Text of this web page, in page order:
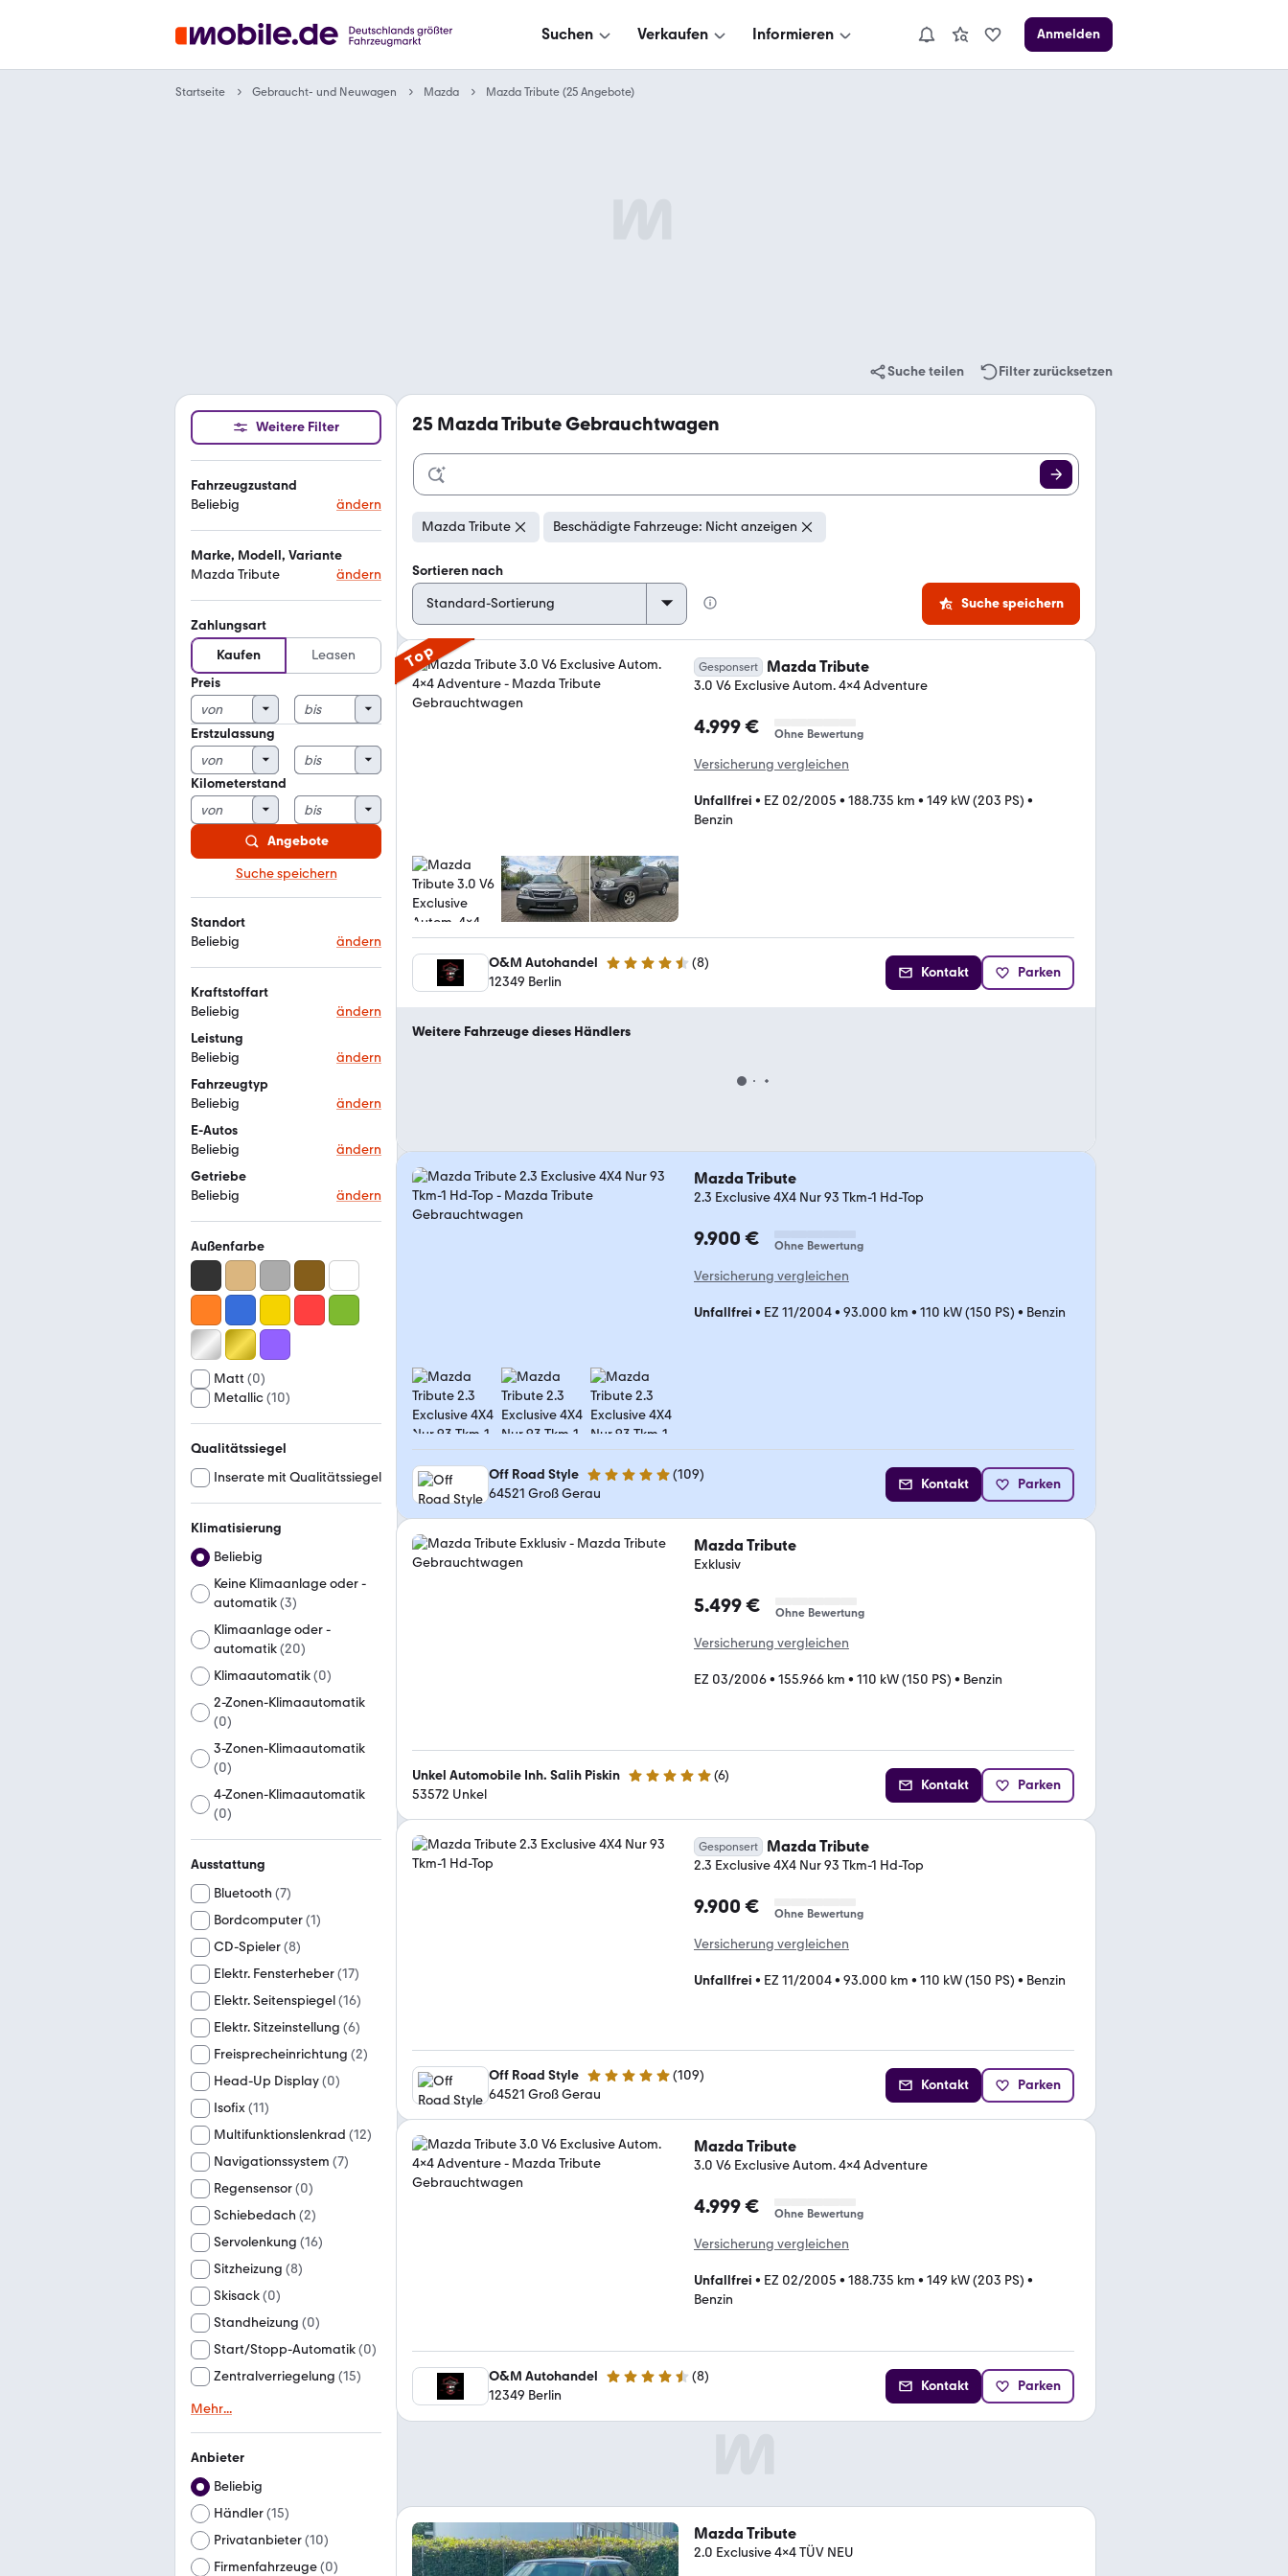
Suchen Verkaufen Informieren Anmelden
Startseite Gebraucht- und Neuwagen Mazda Mazda Tribute (25 Angebote)
Suche teilen Filter zurücksetzen
Weitere Filter
Fahrzeugzustand
Beliebig
ändern
Marke, Modell, Variante
Mazda Tribute
ändern
Zahlungsart
Kaufen
Leasen
Preis
Erstzulassung
Kilometerstand
Angebote
Suche speichern
Standort
Beliebig
ändern
Kraftstoffart
Beliebig
ändern
Leistung
Beliebig
ändern
Fahrzeugtyp
Beliebig
ändern
E-Autos
Beliebig
ändern
Getriebe
Beliebig
ändern
Außenfarbe
Matt (0)
Metallic(10)
Qualitätssiegel
Inserate mit Qualitätssiegel
Klimatisierung
Beliebig
Keine Klimaanlage oder -
automatik(3)
Klimaanlage oder -
automatik(20)
Klimaautomatik(0)
2-Zonen-Klimaautomatik
(0)
3-Zonen-Klimaautomatik
(0)
4-Zonen-Klimaautomatik
(0)
Ausstattung
Bluetooth (7)
Bordcomputer(1)
CD-Spieler(8)
Elektr. Fensterheber(17)
Elektr. Seitenspiegel(16)
Elektr. Sitzeinstellung (6)
Freisprecheinrichtung (2)
Head-Up Display(0)
Isofix(11)
Multifunktionslenkrad (12)
Navigationssystem (7)
Regensensor(0)
Schiebedach (2)
Servolenkung (16)
Sitzheizung (8)
Skisack(0)
Standheizung (0)
Start/Stopp-Automatik(0)
Zentralverriegelung (15)
Mehr...
Anbieter
Beliebig
Händler(15)
Privatanbieter(10)
Firmenfahrzeuge(0)
25 Mazda Tribute Gebrauchtwagen
Mazda Tribute Beschädigte Fahrzeuge: Nicht anzeigen
Sortieren nach
Suche speichern
Top Gesponsert Mazda Tribute
3.0 V6 Exclusive Autom. 4x4 Adventure
4.999 € Ohne Bewertung
Versicherung vergleichen
Unfallfrei • EZ 02/2005 • 188.735 km • 149 kW (203 PS) •
Benzin
O&M Autohandel 4.7 Sterne (8)
12349 Berlin
Kontakt Parken
Weitere Fahrzeuge dieses Händlers
Mazda Tribute
2.3 Exclusive 4X4 Nur 93 Tkm-1 Hd-Top
9.900 € Ohne Bewertung
Versicherung vergleichen
Unfallfrei • EZ 11/2004• 93.000 km • 110 kW (150 PS) • Benzin
Off Road Style 4.9 Sterne (109)
64521 Groß Gerau
Kontakt Parken
Mazda Tribute
Exklusiv
5.499 € Ohne Bewertung
Versicherung vergleichen
EZ 03/2006• 155.966 km • 110 kW (150 PS) • Benzin
Unkel Automobile Inh. Salih Piskin 5 Sterne (6)
53572 Unkel
Kontakt Parken
Gesponsert Mazda Tribute
2.3 Exclusive 4X4 Nur 93 Tkm-1 Hd-Top
9.900 € Ohne Bewertung
Versicherung vergleichen
Unfallfrei • EZ 11/2004• 93.000 km • 110 kW (150 PS) • Benzin
Off Road Style 4.9 Sterne (109)
64521 Groß Gerau
Kontakt Parken
Mazda Tribute
3.0 V6 Exclusive Autom. 4x4 Adventure
4.999 € Ohne Bewertung
Versicherung vergleichen
Unfallfrei • EZ 02/2005 • 188.735 km • 149 kW (203 PS) •
Benzin
O&M Autohandel 4.7 Sterne (8)
12349 Berlin
Kontakt Parken
Mazda Tribute
2.0 Exclusive 4x4 TÜV NEU